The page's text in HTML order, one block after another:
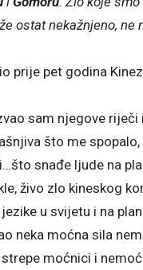
ostat nekažnjeno, ne
prije pet godina
sam njegove
što me
snađe ljude na
živo zlo kineskog
u svijetu i na
neka moćna sila
moćnici i